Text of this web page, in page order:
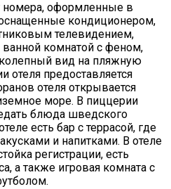
номера, оформленные в
кондиционером,
телевидением,
комнатой с феном,
вид на пляжную
отеля предоставляется
отеля открывается
море. В пиццерии
блюда шведского
есть бар с террасой, где
и напитками. В отеле
регистрации, есть
а также игровая комната с